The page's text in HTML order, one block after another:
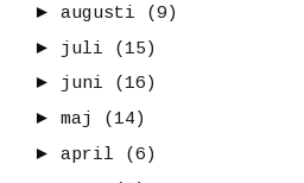
► augusti
(9)
► juli
(15)
► juni
(16)
► maj
(14)
► april
(6)